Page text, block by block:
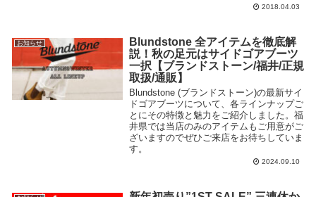
2018.04.03
お知らせ
Blundstone 全アイテムを徹底解
説！秋の足元はサイドゴアブーツ
一択【ブランドストーン/福井/正規
取扱/通販】
Blundstone (ブランドストーン)の最新サイ
ドゴアブーツについて、各ラインナップご
とにその特徴と魅力をご紹介しました。福
井県では当店のみのアイテムもご用意がご
ざいますのでぜひご来店をお待ちしていま
す。
2024.09.10